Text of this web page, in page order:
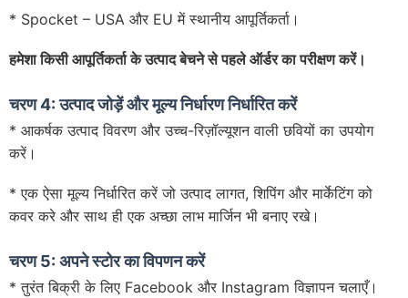
* Spocket – USA और EU में स्थानीय आपूर्तिकर्ता।
हमेशा किसी आपूर्तिकर्ता के उत्पाद बेचने से पहले ऑर्डर का परीक्षण करें।
चरण 4: उत्पाद जोड़ें और मूल्य निर्धारण निर्धारित करें
* आकर्षक उत्पाद विवरण और उच्च-रिज़ॉल्यूशन वाली छवियों का उपयोग
करें।
* एक ऐसा मूल्य निर्धारित करें जो उत्पाद लागत, शिपिंग और मार्केटिंग को
कवर करे और साथ ही एक अच्छा लाभ मार्जिन भी बनाए रखे।
चरण 5: अपने स्टोर का विपणन करें
* तुरंत बिक्री के लिए Facebook और Instagram विज्ञापन चलाएँ।